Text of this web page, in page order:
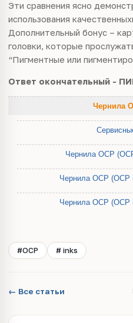
Эти сравнения ясно
использования
Дополнительный бонус –
головки, которые
“Пигментные или
Ответ окончательный -
Чернила
Чернила OCP
Чернила OCP (OCP
Чернила OCP (OCP
#OCP # inks
← Все статьи